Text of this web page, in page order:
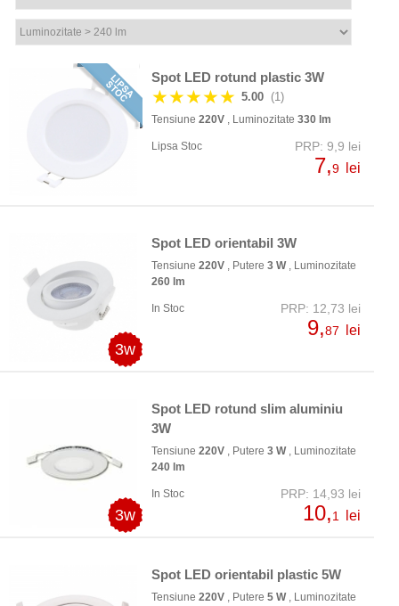
Spot LED rotund plastic 3W
★★★★★ 5.00 (1)
Tensiune 220V , Luminozitate 330 lm
Lipsa Stoc PRP: 9,9 lei
7,9 lei
3w
Spot LED orientabil 3W
Tensiune 220V , Putere 3 W, Luminozitate
260 lm
In Stoc PRP: 12,73 lei
9,87 lei
3w
Spot LED rotund slim aluminiu
3W
Tensiune 220V , Putere 3 W, Luminozitate
240 lm
In Stoc PRP: 14,93 lei
10,1 lei
Spot LED orientabil plastic 5W
Tensiune 220V , Putere 5 W, Luminozitate